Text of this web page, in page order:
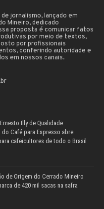
jornalismo, lançado em
Mineiro, dedicado
proposta é comunicar fatos
por meio de textos,
por profissionais
conferindo autoridade e
em nossos canais.
Illy de Qualidade
do Café para Espresso abre
cafeicultores de todo o Brasil
de Origem do Cerrado Mineiro
de 420 mil sacas na safra